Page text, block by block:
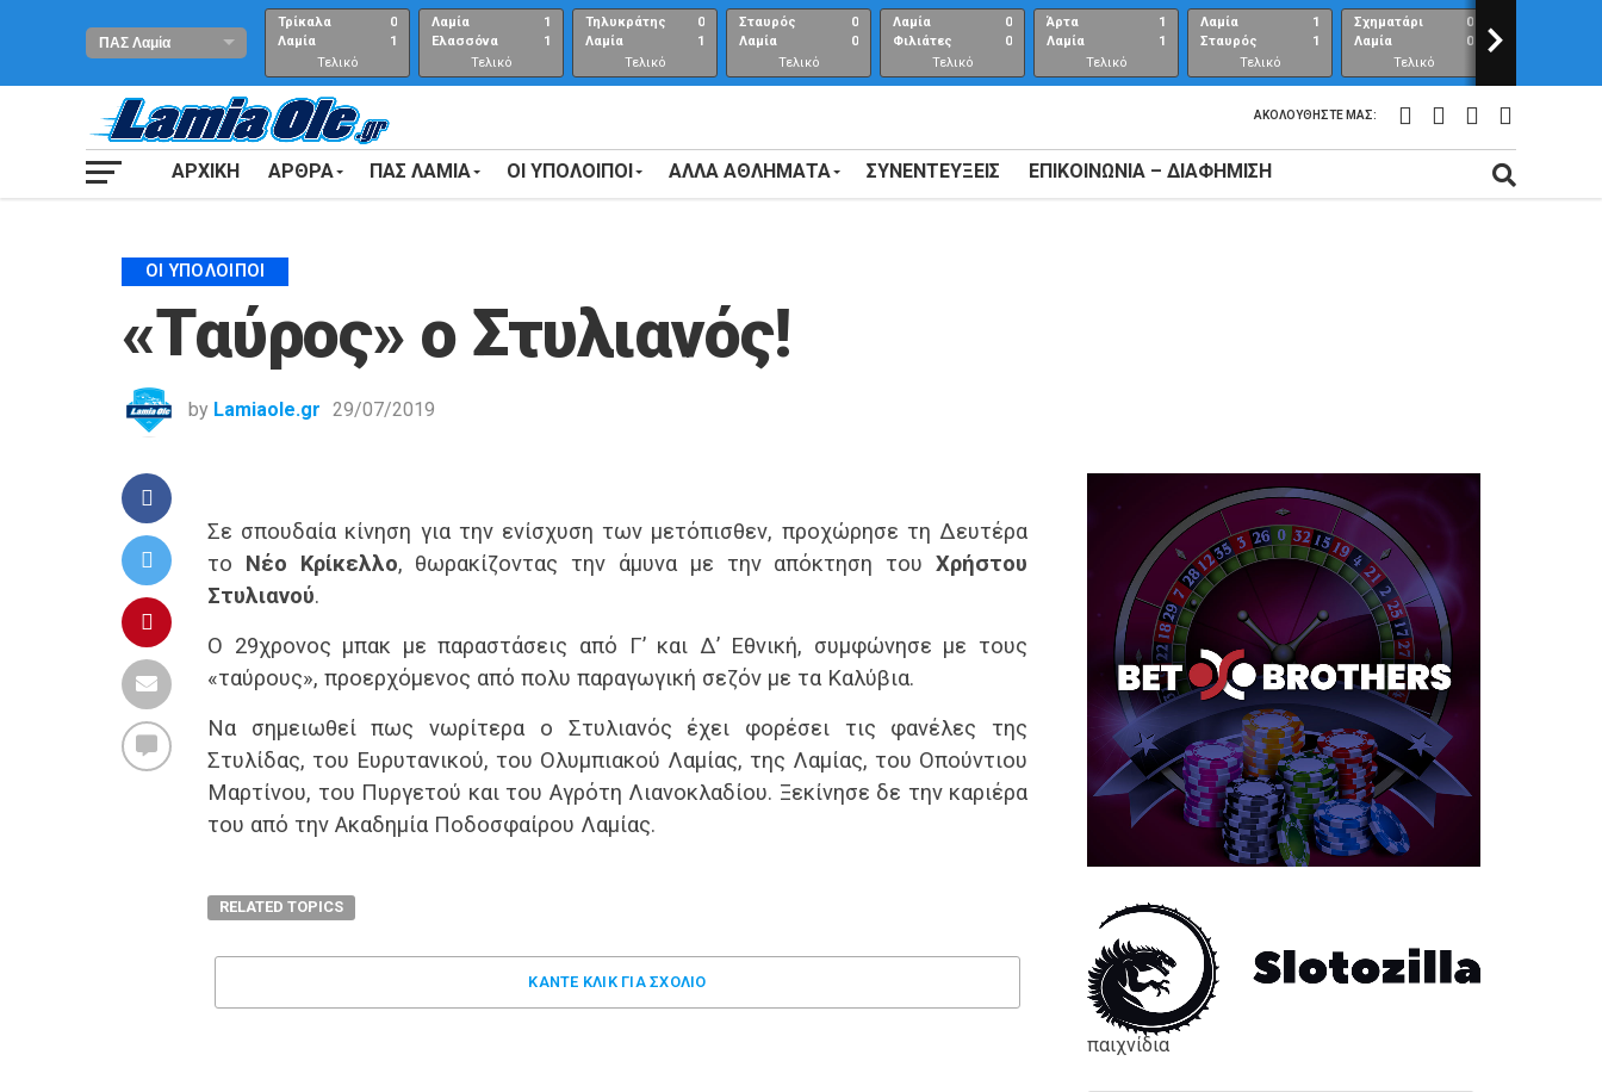
Τρίκαλα
Λαμία
0
1
Τελικό
αποτέλεσμα
Λαμία
Ελασσόνα
1
1
Τελικό
Αποτέλεσμα
Τηλυκράτης
Λαμία
0
1
Τελικό
αποτέλεσμα
Σταυρός
Λαμία
0
0
Τελικό
αποτέλεσμα
Λαμία
Φιλιάτες
0
0
Τελικό
Αποτέλεσμα
Άρτα
Λαμία
1
1
Τελικό
αποτέλεσμα
Λαμία
Σταυρός
1
1
Τελικό
αποτέλεσμα
Σχηματάρι
Λαμία
0
0
Τελικό
αποτέλεσμα
>
ΑΚΟΛΟΥΘΉΣΤΕ ΜΑΣ:
ΑΡΧΙΚΗ ΑΡΘΡΑ ΠΑΣ ΛΑΜΙΑ ΟΙ ΥΠΟΛΟΙΠΟΙ ΑΛΛΑ ΑΘΛΗΜΑΤΑ ΣΥΝΕΝΤΕΎΞΕΙΣ ΕΠΙΚΟΙΝΩΝΊΑ – ΔΙΑΦΉΜΙΣΗ
ΟΙ ΥΠΌΛΟΙΠΟΙ
«Ταύρος» ο Στυλιανός!
by Lamiaole.gr 29/07/2019
Σε σπουδαία κίνηση για την ενίσχυση των μετόπισθεν, προχώρησε τη Δευτέρα
το Νέο Κρίκελλο, θωρακίζοντας την άμυνα με την απόκτηση τουΧρήστου
Στυλιανού.
Ο 29χρονος μπακ με παραστάσεις από Γ’ και Δ’ Εθνική, συμφώνησε με τους
«ταύρους», προερχόμενος από πολυ παραγωγική σεζόν με τα Καλύβια.
Να σημειωθεί πως νωρίτερα ο Στυλιανός έχει φορέσει τις φανέλες της
Στυλίδας, του Ευρυτανικού, του Ολυμπιακού Λαμίας, της Λαμίας, του Οπούντιου
Μαρτίνου, του Πυργετού και του Αγρότη Λιανοκλαδίου. Ξεκίνησε δε την καριέρα
του από την Ακαδημία Ποδοσφαίρου Λαμίας.
RELATED TOPICS
ΚΑΝΤΕ ΚΛΊΚ ΓΙΑ ΣΧΌΛΙΟ
παιχνίδια